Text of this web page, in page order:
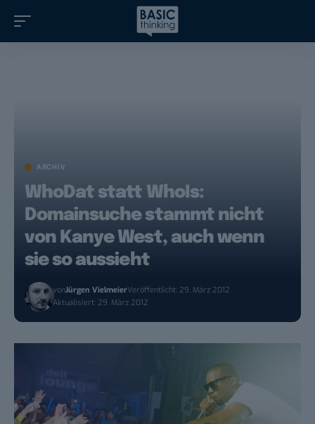
ARCHIV
WhoDat statt WhoIs:
Domainsuche stammt nicht
von Kanye West, auch wenn
sie so aussieht
vonJürgen VielmeierVeröffentlicht: 29. März 2012
Aktualisiert: 29. März 2012